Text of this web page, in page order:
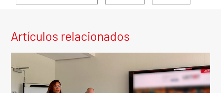
Artículos relacionados